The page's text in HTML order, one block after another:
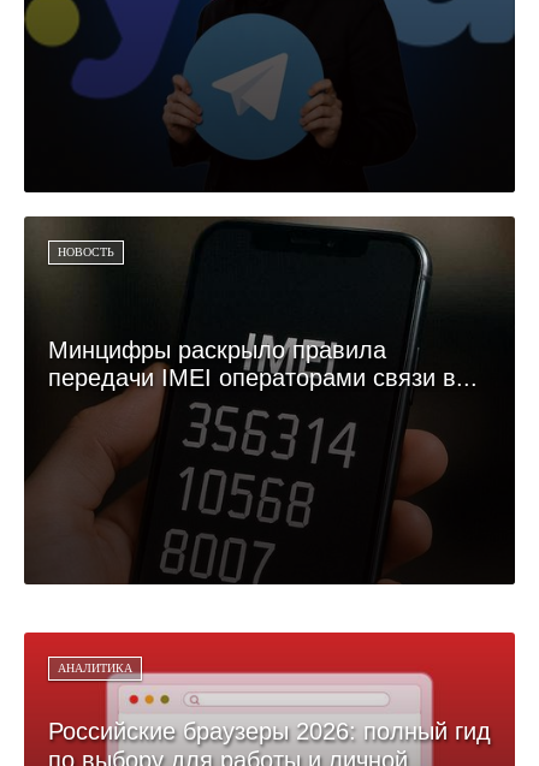
НОВОСТЬ
Минцифры раскрыло правила
передачи IMEI операторами связи в...
АНАЛИТИКА
Российские браузеры 2026: полный гид
по выбору для работы и личной